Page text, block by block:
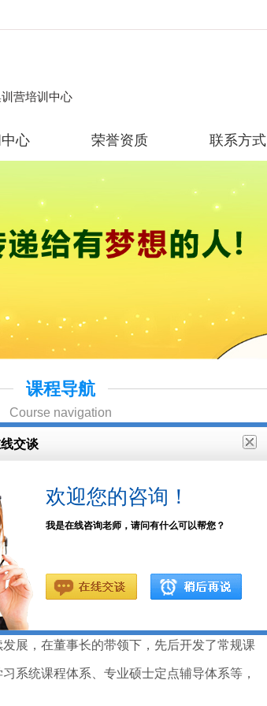
营培训中心
心 荣誉资质 联系方式
课程导航
Course navigation
教育公司。枣庄医学考研集训营辅导班凭借
业优势，稳步前行！
展，在董事长的带领下，先后开发了常规课
系统课程体系、专业硕士定点辅导体系等，